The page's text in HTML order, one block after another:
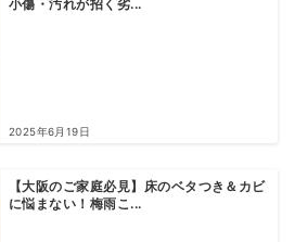
小傷・汚れが招く劣...
2025年6月19日
【大阪のご家庭必見】床のベタつき＆カビ
に悩まない！梅雨こ...